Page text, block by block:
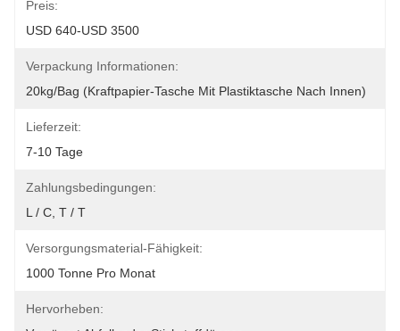
Preis:
USD 640-USD 3500
Verpackung Informationen:
20kg/bag (Kraftpapier-Tasche Mit Plastiktasche Nach Innen)
Lieferzeit:
7-10 Tage
Zahlungsbedingungen:
L / C, T / T
Versorgungsmaterial-Fähigkeit:
1000 Tonne Pro Monat
Hervorheben: